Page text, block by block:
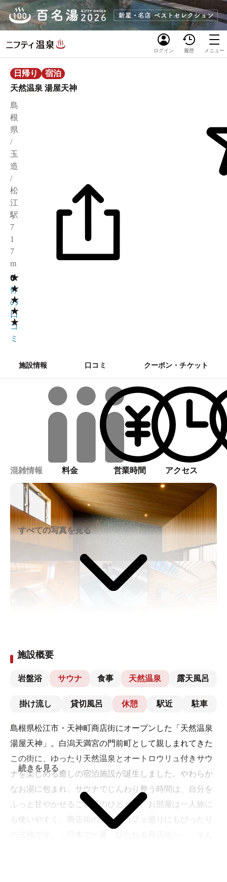
ログイン 履歴 メニュー
日帰り
宿泊
天然温泉 湯屋天神
島
根
県
/
玉
造
/
松
江
駅
7
1
7
m
★
★
★
★
★
0
0
件
の
口
コ
ミ
施設情報 口コミ クーポン・チケット
混雑情報 料金 営業時間 アクセス
すべての写真を見る
施設概要
岩盤浴 サウナ 食事 天然温泉 露天風呂
掛け流し 貸切風呂 休憩 駅近 駐車
島根県松江市・天神町商店街にオープンした「天然温泉
湯屋天神」。白潟天満宮の門前町として親しまれてきた
この街に、ゆったり天然温泉とオートロウリュ付きサウ
ナを楽しめる癒しの宿泊施設が誕生しました。やわらか
なお湯に包まれ、サウナでじんわり整う時間は、自分を
ふっと甘やかせるご褒美のひととき。お部屋は一人旅に
も使いやすく、商店街の散策やカフェ巡りにもぴったり
続きを見る